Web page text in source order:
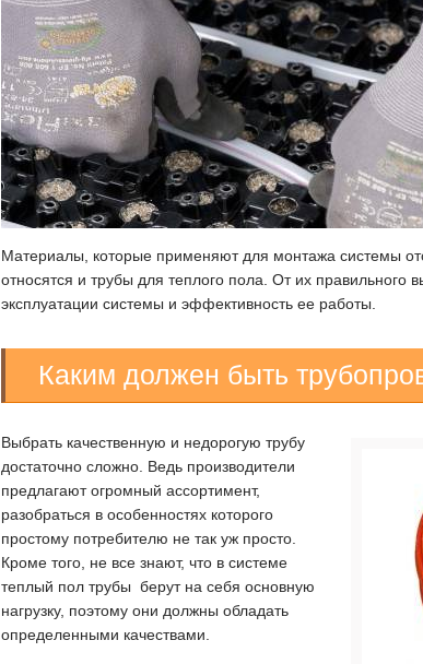
Материалы, которые применяют для монтажа системы
относятся и трубы для теплого пола. От их правильного
эксплуатации системы и эффективность ее работы.
Каким должен быть
Выбрать качественную и недорогую трубу
достаточно сложно. Ведь производители
предлагают огромный ассортимент,
разобраться в особенностях которого
простому потребителю не так уж просто.
Кроме того, не все знают, что в системе
теплый пол трубы берут на себя основную
нагрузку, поэтому они должны обладать
определенными качествами.